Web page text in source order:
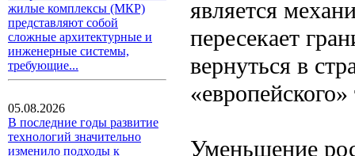
жилые комплексы (МКР)
представляют собой
сложные архитектурные и
инженерные системы,
требующие...
05.08.2026
В последние годы развитие
технологий значительно
изменило подходы к
является
пересекает
вернуться в
Уменьшение